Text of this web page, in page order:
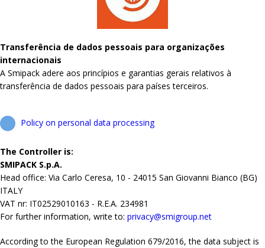
Transferência de dados pessoais para organizações
internacionais
A Smipack adere aos princípios e garantias gerais relativos à
transferência de dados pessoais para países terceiros.
Policy on personal data processing
The Controller is:
SMIPACK S.p.A.
Head office: Via Carlo Ceresa, 10 - 24015 San Giovanni Bianco (BG)
ITALY
VAT nr: IT02529010163 - R.E.A. 234981
For further information, write to: privacy@smigroup.net
According to the European Regulation 679/2016, the data subject is